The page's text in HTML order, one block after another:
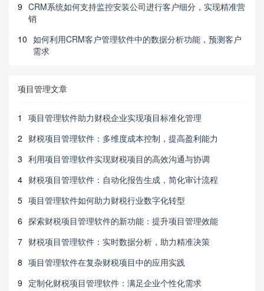
9 CRM系统如何支持监控安装公司进行客户细分，实现精准营
销
10 如何利用CRM客户管理软件中的数据分析功能，预测客户
需求
项目管理文章
1
项目管理软件助力财税企业实现项目标准化管理
2 财税项目管理软件：多维度成本控制，提高盈利能力
3 利用项目管理软件实现财税项目的高效沟通与协调
4 财税项目管理软件：自动化报告生成，简化审计流程
5 项目管理软件如何助力财税行业数字化转型
6 探索财税项目管理软件的新功能：提升项目管理效能
7 财税项目管理软件：实时数据分析，助力精准决策
8 项目管理软件在复杂财税项目中的应用实践
9 定制化财税项目管理软件：满足企业个性化需求